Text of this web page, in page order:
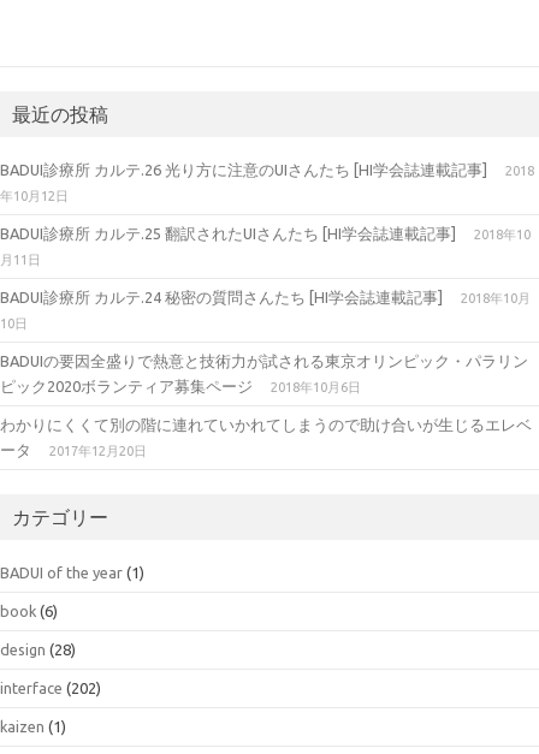
最近の投稿
BADUI診療所 カルテ.26 光り方に注意のUIさんたち [HI学会誌連載記事]
2018
年10月12日
BADUI診療所 カルテ.25 翻訳されたUIさんたち [HI学会誌連載記事]
2018年10
月11日
BADUI診療所 カルテ.24 秘密の質問さんたち [HI学会誌連載記事]
2018年10月
10日
BADUIの要因全盛りで熱意と技術力が試される東京オリンピック・パラリン
ピック2020ボランティア募集ページ
2018年10月6日
わかりにくくて別の階に連れていかれてしまうので助け合いが生じるエレベ
ータ
2017年12月20日
カテゴリー
BADUI of the year (1)
book (6)
design (28)
interface (202)
kaizen (1)